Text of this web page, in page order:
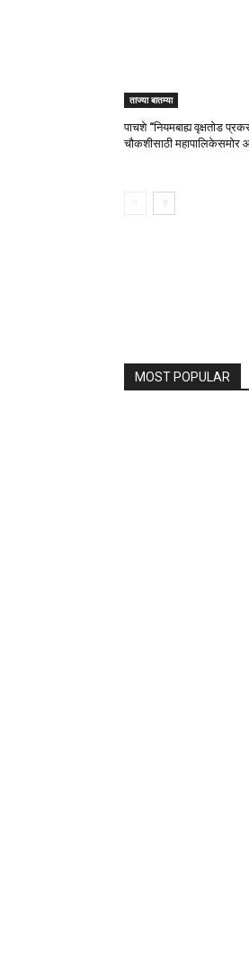
ताज्या बातम्या
पाचशे “नियमबाह्य वृक्षतोड
चौकशीसाठी महापालिकेसमोर